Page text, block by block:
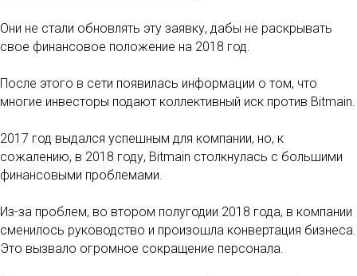
Они не стали обновлять эту заявку, дабы не раскрывать
свое финансовое положение на 2018 год.
После этого в сети появилась информации о том, что
многие инвесторы подают коллективный иск против Bitmain.
2017 год выдался успешным для компании, но, к
сожалению, в 2018 году, Bitmain столкнулась с большими
финансовыми проблемами.
Из-за проблем, во втором полугодии 2018 года, в компании
сменилось руководство и произошла конвертация бизнеса.
Это вызвало огромное сокращение персонала.